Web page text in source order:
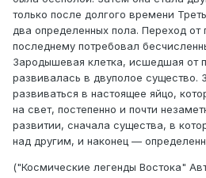
только после долгого времени
два определенных пола. Переход от
последнему потребовал
Зародышевая клетка, исшедшая от
развивалась в двуполое существо.
развиваться в настоящее яйцо,
на свет, постепенно и почти
развитии, сначала существа, в
над другим, и наконец —
("Космические легенды Востока"